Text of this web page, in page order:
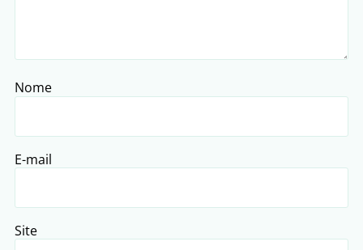
Nome
E-mail
Site